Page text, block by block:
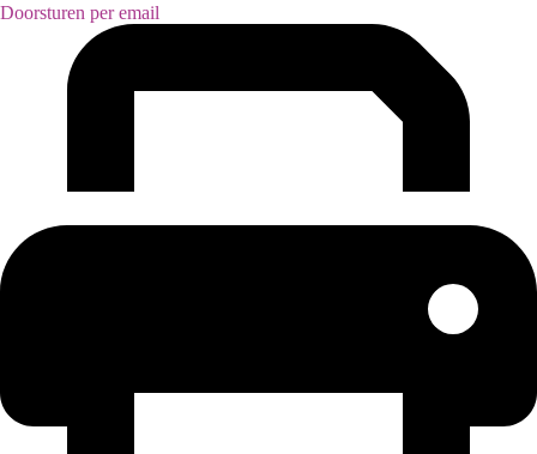
Doorsturen per email